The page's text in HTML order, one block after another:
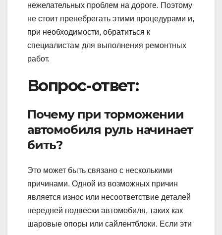
нежелательных проблем на дороге. Поэтому
не стоит пренебрегать этими процедурами и,
при необходимости, обратиться к
специалистам для выполнения ремонтных
работ.
Вопрос-ответ:
Почему при торможении
автомобиля руль начинает
бить?
Это может быть связано с несколькими
причинами. Одной из возможных причин
является износ или несоответствие деталей
передней подвески автомобиля, таких как
шаровые опоры или сайлентблоки. Если эти